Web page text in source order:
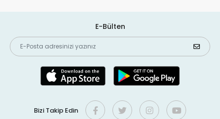
E-Bülten
Bizi Takip Edin